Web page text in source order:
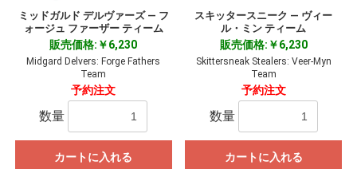
ミッドガルド デルヴァーズ ― フ
ォージュ ファーザー ティーム
販売価格:￥6,230
Midgard Delvers: Forge Fathers
Team
予約注文
数量
カートに入れる
スキッタースニーク ― ヴィー
ル・ミン ティーム
販売価格:￥6,230
Skittersneak Stealers: Veer-Myn
Team
予約注文
数量
カートに入れる